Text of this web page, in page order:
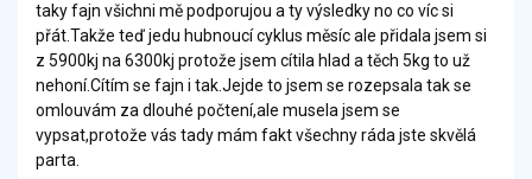
taky fajn všichni mě podporujou a ty výsledky no co víc si
přát.Takže teď jedu hubnoucí cyklus měsíc ale přidala jsem si
z 5900kj na 6300kj protože jsem cítila hlad a těch 5kg to už
nehoní.Cítím se fajn i tak.Jejde to jsem se rozepsala tak se
omlouvám za dlouhé počtení,ale musela jsem se
vypsat,protože vás tady mám fakt všechny ráda jste skvělá
parta.